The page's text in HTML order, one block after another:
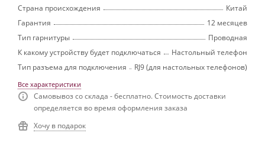
Страна происхождения
Китай
Гарантия
12 месяцев
Тип гарнитуры
Проводная
К какому устройству будет подключаться
Настольный телефон
Тип разъема для подключения
RJ9 (для настольных телефонов)
Все характеристики
Самовывоз со склада - бесплатно. Стоимость доставки
определяется во время оформления заказа
Хочу в подарок